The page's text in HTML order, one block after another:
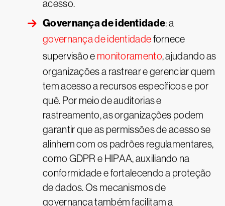
acesso.
Governança de identidade: a
governança de identidadefornece
supervisão e monitoramento, ajudando as
organizações a rastrear e gerenciar quem
tem acesso a recursos específicos e por
quê. Por meio de auditorias e
rastreamento, as organizações podem
garantir que as permissões de acesso se
alinhem com os padrões regulamentares,
como GDPR e HIPAA, auxiliando na
conformidade e fortalecendo a proteção
de dados. Os mecanismos de
governança também facilitam a